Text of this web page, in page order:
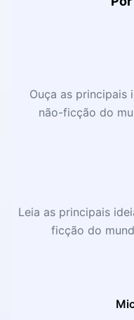
Ouça as principais
não-ficção do
Leia as principais
ficção do